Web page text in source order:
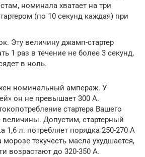
номинала хватает на три
(по 10 секунд каждая) при
Эту величину джамп-стартер
1 раз в течение не более 3 секунд,
в ноль.
номинальный ампераж. У
он не превышает 300 А.
стартера Вашего
величины. Допустим, стартерный
1,6 л. потребляет порядка 250-270 А
текучесть масла ухудшается,
возрастают до 320-350 А.